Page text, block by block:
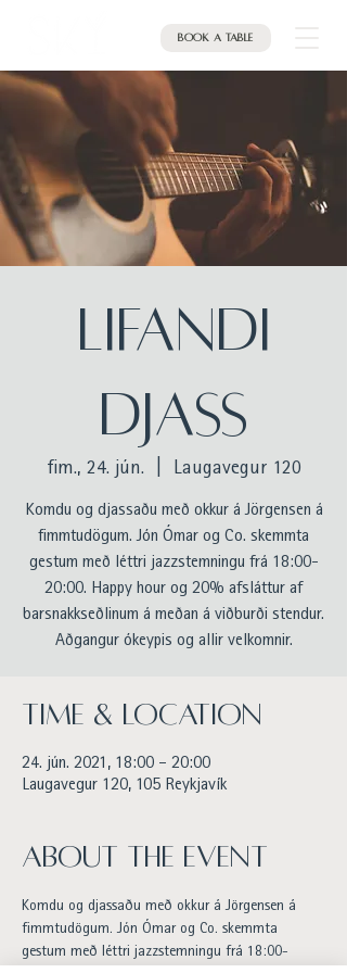
Book a table
LIFANDI
DJASS
fim., 24. jún. Laugavegur 120
Komdu og djassaðu með okkur á Jörgensen á
fimmtudögum. Jón Ómar og Co. skemmta
gestum með léttri jazzstemningu frá 18:00-
20:00. Happy hour og 20% afsláttur af
barsnakkseðlinum á meðan á viðburði stendur.
Aðgangur ókeypis og allir velkomnir.
Time & Location
24. jún. 2021, 18:00 – 20:00
Laugavegur 120, 105 Reykjavík
About the event
Komdu og djassaðu með okkur á Jörgensen á
fimmtudögum. Jón Ómar og Co. skemmta
gestum með léttri jazzstemningu frá 18:00-